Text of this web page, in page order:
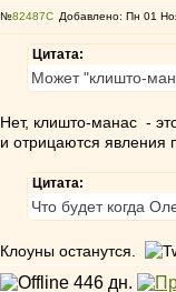
№82487 Добавлено: Пн 01
Цитата:
Может "клишто-
Нет, клишто-манас -
и отрицаются явления
Цитата:
Что будет когда
Клоуны останутся.